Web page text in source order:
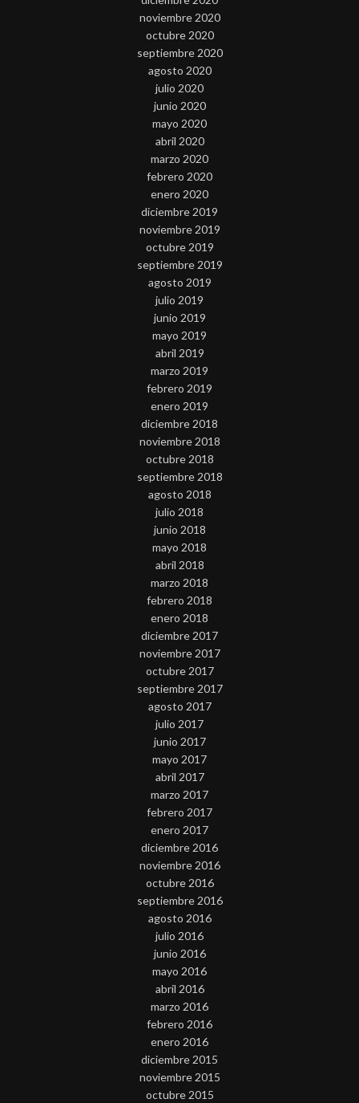
noviembre 2020
octubre 2020
septiembre 2020
agosto 2020
julio 2020
junio 2020
mayo 2020
abril 2020
marzo 2020
febrero 2020
enero 2020
diciembre 2019
noviembre 2019
octubre 2019
septiembre 2019
agosto 2019
julio 2019
junio 2019
mayo 2019
abril 2019
marzo 2019
febrero 2019
enero 2019
diciembre 2018
noviembre 2018
octubre 2018
septiembre 2018
agosto 2018
julio 2018
junio 2018
mayo 2018
abril 2018
marzo 2018
febrero 2018
enero 2018
diciembre 2017
noviembre 2017
octubre 2017
septiembre 2017
agosto 2017
julio 2017
junio 2017
mayo 2017
abril 2017
marzo 2017
febrero 2017
enero 2017
diciembre 2016
noviembre 2016
octubre 2016
septiembre 2016
agosto 2016
julio 2016
junio 2016
mayo 2016
abril 2016
marzo 2016
febrero 2016
enero 2016
diciembre 2015
noviembre 2015
octubre 2015